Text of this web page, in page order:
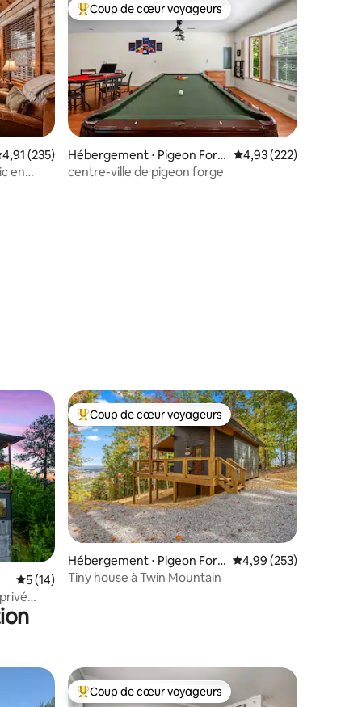
: 5 sur 5
appréciés
moyenne sur la base de 235 commentaires : 4,91 sur 5
4,91 (235)
en
Coups de cœur voyageurs les plus appréciés
Coup de cœur voyageurs
Hébergement ⋅ Pigeon Forg
e
Évaluation moyenne
4,93 (222)
centre-ville de pigeon forge
: 5 sur 5
appréciés
Évaluation moyenne sur la base de 14 commentaires : 5 sur 5
5 (14)
Coups de cœur voyageurs les plus appréciés
Coup de cœur voyageurs
Hébergement ⋅ Pigeon Forg
e
Évaluation moyenne
4,99 (253)
Tiny house à Twin Mountain
Coups de cœur voyageurs les plus appréciés
Coup de cœur voyageurs